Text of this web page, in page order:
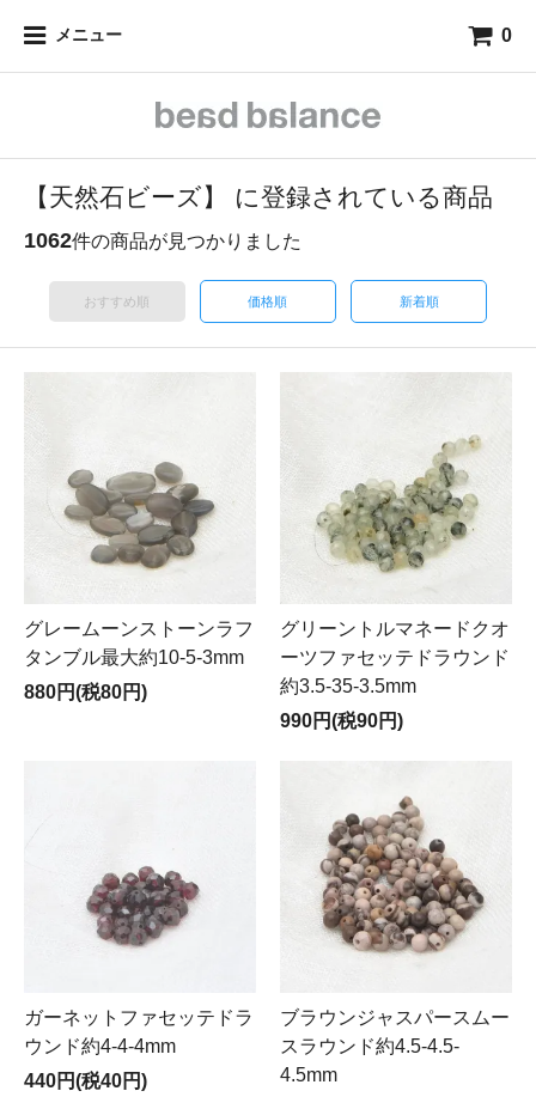
メニュー 0
【天然石ビーズ】 に登録されている商品
1062件の商品が見つかりました
おすすめ順 価格順 新着順
グレームーンストーンラフ
タンブル最大約10-5-3mm
880円(税80円)
グリーントルマネードクオ
ーツファセッテドラウンド
約3.5-35-3.5mm
990円(税90円)
ガーネットファセッテドラ
ウンド約4-4-4mm
440円(税40円)
ブラウンジャスパースムー
スラウンド約4.5-4.5-
4.5mm